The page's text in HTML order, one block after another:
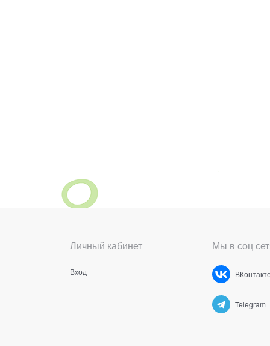
Личный кабинет
Вход
Мы в соц
Telegram